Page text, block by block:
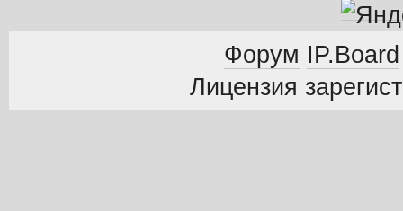
Форум IP.Board
Лицензия